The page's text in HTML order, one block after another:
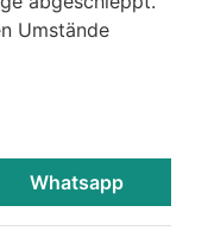
Umstände
Whatsapp